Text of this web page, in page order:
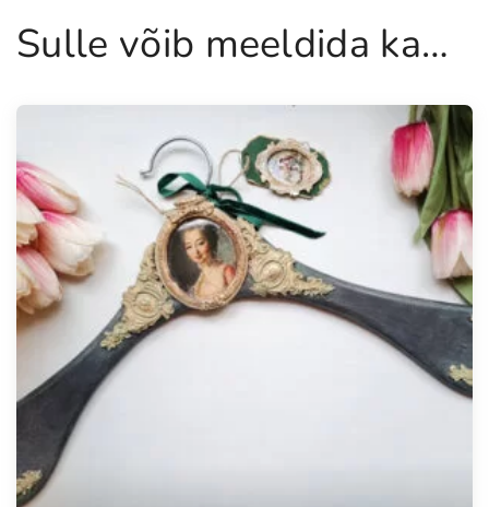
Sulle võib meeldida ka…